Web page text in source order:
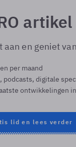
aan en geniet
per maand
digitale
ontwikkelingen
lid en lees verder